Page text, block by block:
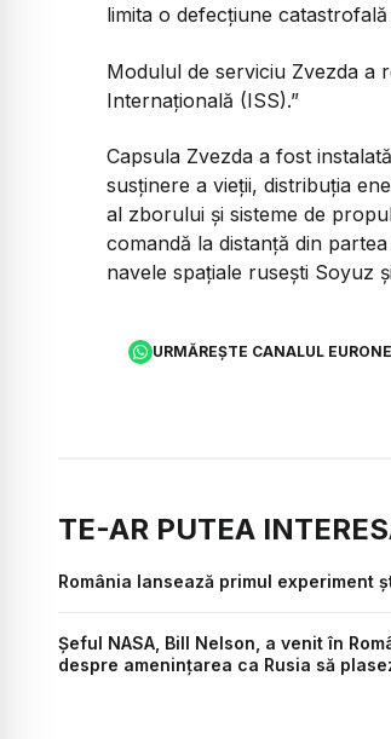
limita o defecțiune
Modulul de serviciu Zvezda a
Internațională (ISS).”
Capsula Zvezda a fost
susținere a vieții, distribuția
al zborului și sisteme de
comandă la distanță din
navele spațiale rusești Soyuz
URMĂREȘTE CANALUL
TE-AR PUTEA
România lansează primul experiment
Șeful NASA, Bill Nelson, a venit în
despre amenințarea ca Rusia să